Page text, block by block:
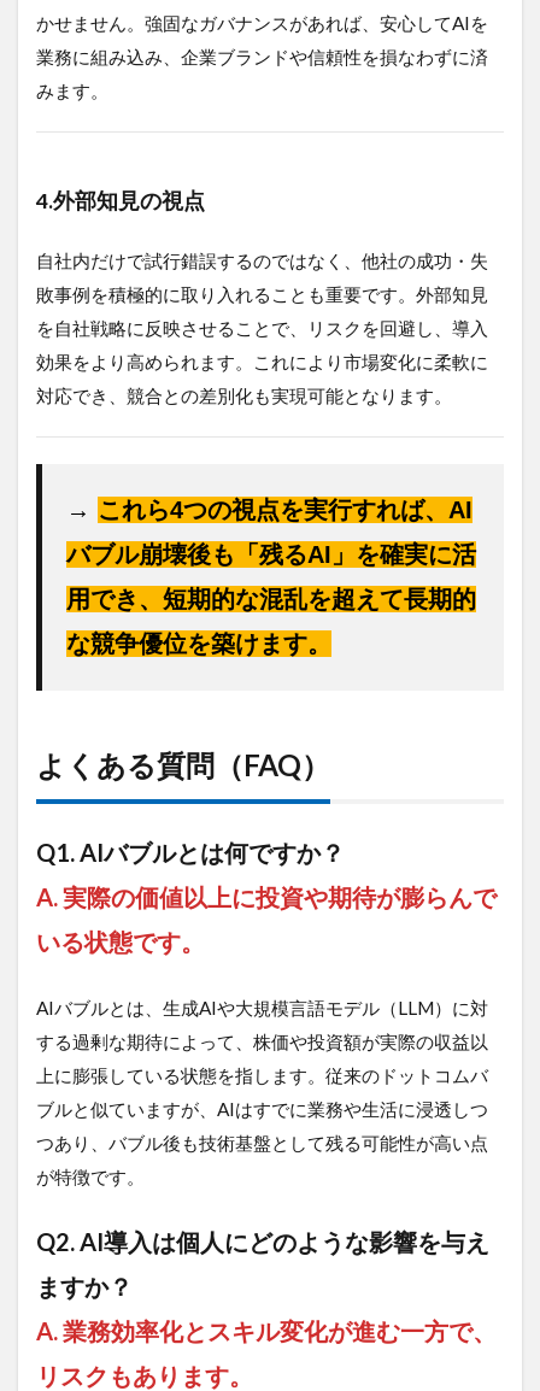
かせません。強固なガバナンスがあれば、安心してAIを
業務に組み込み、企業ブランドや信頼性を損なわずに済
みます。
4.外部知見の視点
自社内だけで試行錯誤するのではなく、他社の成功・失
敗事例を積極的に取り入れることも重要です。外部知見
を自社戦略に反映させることで、リスクを回避し、導入
効果をより高められます。これにより市場変化に柔軟に
対応でき、競合との差別化も実現可能となります。
→ これら4つの視点を実行すれば、AI
バブル崩壊後も「残るAI」を確実に活
用でき、短期的な混乱を超えて長期的
な競争優位を築けます。
よくある質問（FAQ）
Q1. AIバブルとは何ですか？
A. 実際の価値以上に投資や期待が膨らんで
いる状態です。
AIバブルとは、生成AIや大規模言語モデル（LLM）に対
する過剰な期待によって、株価や投資額が実際の収益以
上に膨張している状態を指します。従来のドットコムバ
ブルと似ていますが、AIはすでに業務や生活に浸透しつ
つあり、バブル後も技術基盤として残る可能性が高い点
が特徴です。
Q2. AI導入は個人にどのような影響を与え
ますか？
A. 業務効率化とスキル変化が進む一方で、
リスクもあります。